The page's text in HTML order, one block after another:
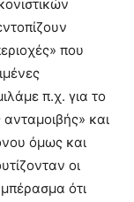
που
π.χ. για το
και
όμως και
οι
ότι